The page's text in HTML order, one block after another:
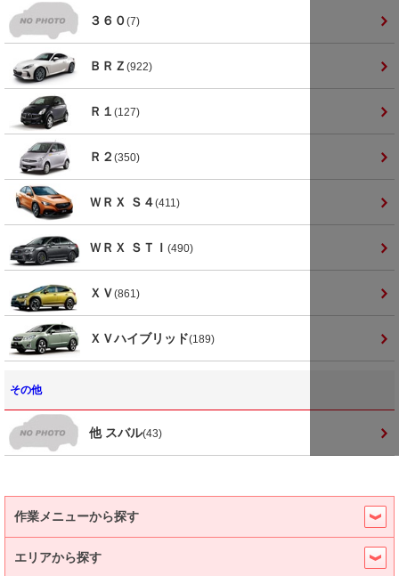
３６０(7)
ＢＲＺ (922)
Ｒ１ (127)
Ｒ２ (350)
ＷＲＸ Ｓ４(411)
ＷＲＸ ＳＴＩ (490)
ＸＶ(861)
ＸＶハイブリッド(189)
その他
他 スバル(43)
作業メニューから探す
エリアから探す